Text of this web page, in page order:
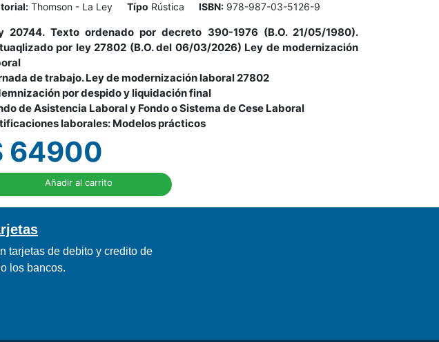
Thomson - La Ley Típo Rústica ISBN: 978-987-03-5126-9
20744. Texto ordenado por decreto 390-1976 (B.O. 21/05/1980).
por ley 27802 (B.O. del 06/03/2026) Ley de modernización
de trabajo. Ley de modernización laboral 27802
por despido y liquidación final
de Asistencia Laboral y Fondo o Sistema de Cese Laboral
laborales: Modelos prácticos
64900
Añadir al carrito
tarjetas de debito y credito de
los bancos.